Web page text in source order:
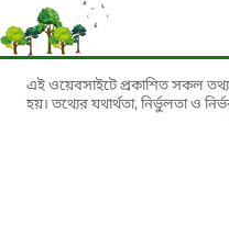
এই ওয়েবসাইটে প্রকাশিত সকল তথ্য
হয়। তথ্যের যথার্থতা, নির্ভুলতা ও